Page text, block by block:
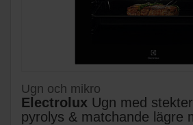
Ugn och mikro
Electrolux Ugn med
pyrolys & matchande lägre